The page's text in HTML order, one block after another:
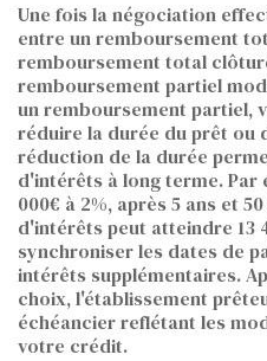
Une fois la négociation
entre un remboursement
remboursement total
remboursement partiel
un remboursement partiel,
réduire la durée du prêt ou
réduction de la durée
d'intérêts à long terme. Par
000€ à 2%, après 5 ans et
d'intérêts peut atteindre 13
synchroniser les dates de
intérêts supplémentaires.
choix, l'établissement
échéancier reflétant les
votre crédit.